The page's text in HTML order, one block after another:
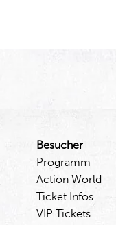
Besucher
Programm
Action World
Ticket Infos
VIP Tickets